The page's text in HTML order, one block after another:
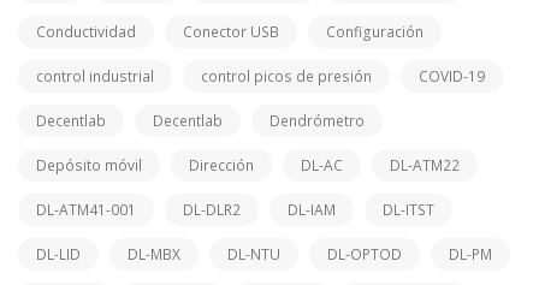
Conductividad Conector USB Configuración
control industrial control picos de presión COVID-19
Decentlab Decentlab Dendrómetro
Depósito móvil Dirección DL-AC DL-ATM22
DL-ATM41-001 DL-DLR2 DL-IAM DL-ITST
DL-LID DL-MBX DL-NTU DL-OPTOD DL-PM